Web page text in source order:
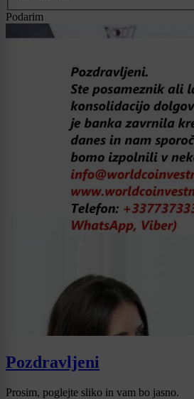
Podarim
Pozdravljeni
Prosim, poglejte sliko in vam bo jasno.